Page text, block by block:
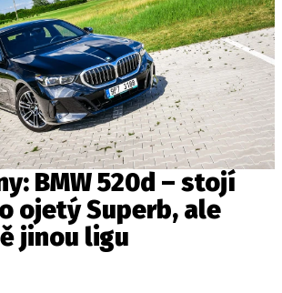
BMW 520d – stojí
ojetý Superb, ale
jinou ligu